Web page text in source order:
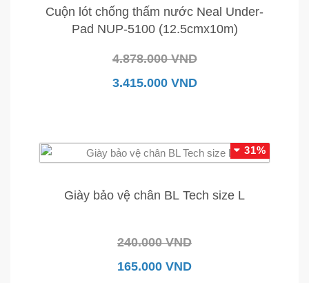
Cuộn lót chống thấm nước Neal Under-
Pad NUP-5100 (12.5cmx10m)
4.878.000 VND
3.415.000 VND
31%
Giày bảo vệ chân BL Tech size L
240.000 VND
165.000 VND